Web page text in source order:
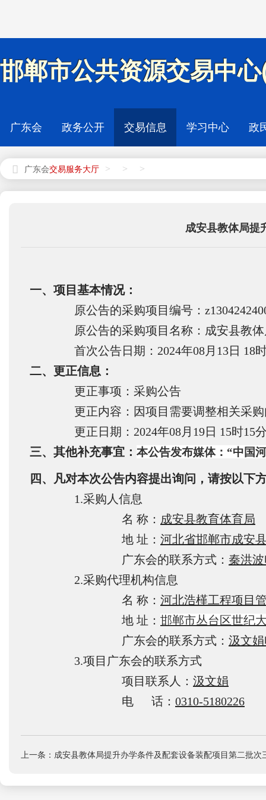
邯郸市公共资源交易中
广东会 政务公开 交易信息 学习中心 政
广东会 > > >
成安县教体局提
一、项目基本情况：
原公告的采购项目编号：
原公告的采购项目名称：成安县教
首次公告日期：2024年08月13日 18
二、更正信息：
更正事项： 采购公告
更正内容： 因项目需要调整相关采
更正日期：2024年08月19日 15时15
三、其他补充事宜： 本公告发布媒体： “中国
四、凡对本次公告内容提出询问，请按以下
1.采购人信息
名 称： 成安县教育体育局
地 址： 河北省邯郸市成安
广东会的联系方式： 秦洪波
2.采购代理机构信息
名 称： 河北浩槿工程项目
地 址： 邯郸市丛台区世纪
广东会的联系方式： 汲文娟
3.项目广东会的联系方式
项目联系人： 汲文娟
电 话： 0310-5180226
上一条：成安县教体局提升办学条件及配套设备装配项目第二批次